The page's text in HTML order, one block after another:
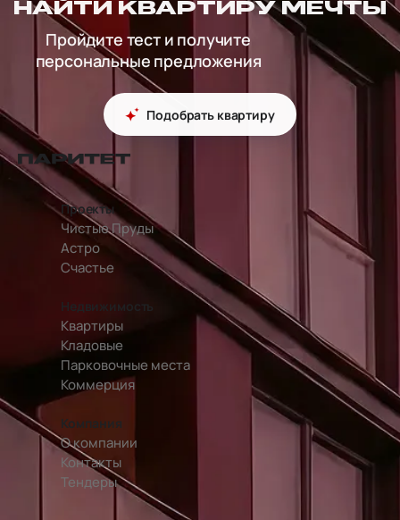
НАЙТИ КВАРТИРУ МЕЧТЫ
Пройдите тест и получите
персональные предложения
Подобрать квартиру
перейти на главную страницу
Проекты
Чистые Пруды
Астро
Счастье
Недвижимость
Квартиры
Кладовые
Парковочные места
Коммерция
Компания
О компании
Контакты
Тендеры